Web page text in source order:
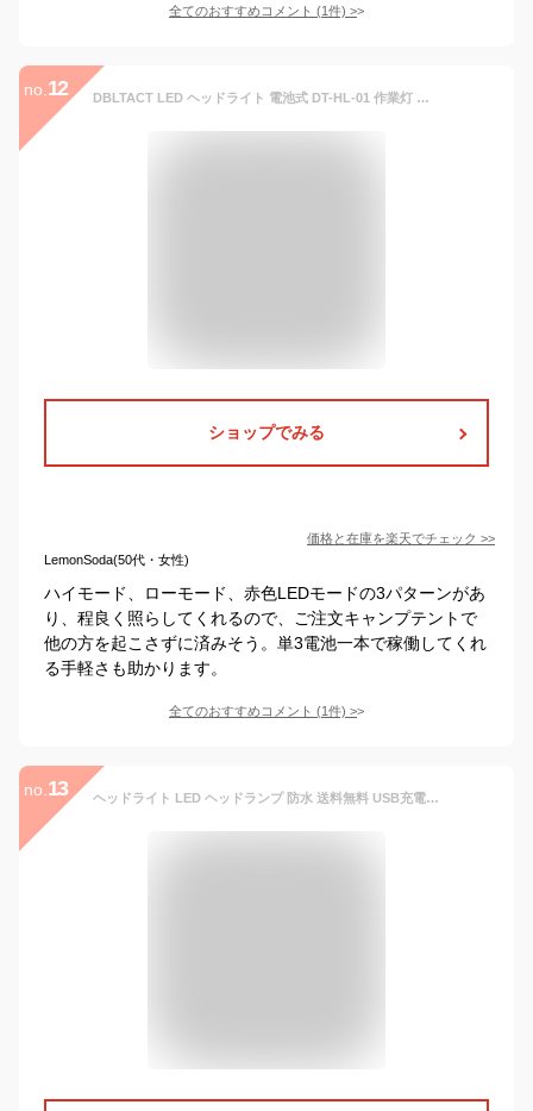
全てのおすすめコメント (1件) >
no. 12 DBLTACT LED ヘッドライト 電池式 DT-HL-01 作業灯 防水 釣り 登山 アウトドア キャンプ 暗所 星撮影 赤色LED
ショップでみる
価格と在庫を楽天でチェック >>
LemonSoda(50代・女性)
ハイモード、ローモード、赤色LEDモードの3パターンがあ
り、程良く照らしてくれるので、ご注文キャンプテントで
他の方を起こさずに済みそう。単3電池一本で稼働してくれ
る手軽さも助かります。
全てのおすすめコメント (1件) >
no. 13 ヘッドライト LED ヘッドランプ 防水 送料無料 USB充電式 センサー点灯 電池付属 ヘッドランプ LED IP65 高輝度 3モード 明るい 軽量 作業灯 懐中電灯 防災 登山 釣り キャンプ ランニング 夜釣り 防災 災害対策 台風用品 電池残量ランプ搭載 防災特化型